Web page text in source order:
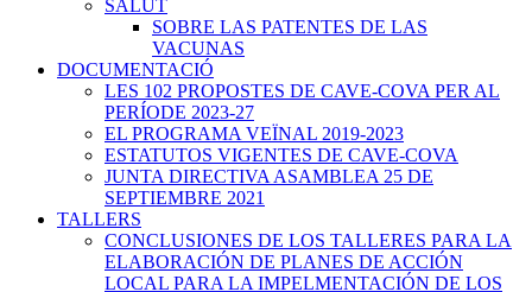
SALUT
SOBRE LAS PATENTES DE LAS
VACUNAS
DOCUMENTACIÓ
LES 102 PROPOSTES DE CAVE-COVA PER AL
PERÍODE 2023-27
EL PROGRAMA VEÏNAL 2019-2023
ESTATUTOS VIGENTES DE CAVE-COVA
JUNTA DIRECTIVA ASAMBLEA 25 DE
SEPTIEMBRE 2021
TALLERS
CONCLUSIONES DE LOS TALLERES PARA LA
ELABORACIÓN DE PLANES DE ACCIÓN
LOCAL PARA LA IMPELMENTACIÓN DE LOS